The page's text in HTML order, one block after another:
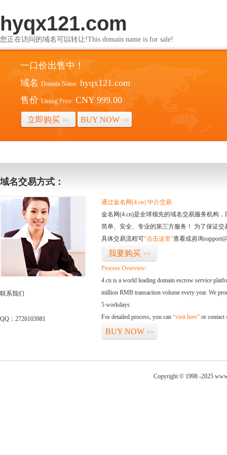
hyqx121.com
您正在访问的域名可以转让!This domain name is for sale!
一口价出售中！
域名 Domain Name: hyqx121.com
售价 Listing Price: CNY 999.00
立即购买 >> BUY NOW >>
域名交易方式：
联系我们
QQ：2726103981
通过金名网(4.cn) 中介交易
金名网(4.cn)是全球领先的域名交易服务机构
简单、安全、专业的第三方服务！ 为了保证
具体交易流程可“点击这里”查看或咨询
我要购买 >>
Process Overview:
4.cn is a world leading domain escrow service
million RMB transaction volume every year. We
5 workdays.
For detailed process, you can “visit here” or contact
BUY NOW >>
Copyright © 1998 -2025